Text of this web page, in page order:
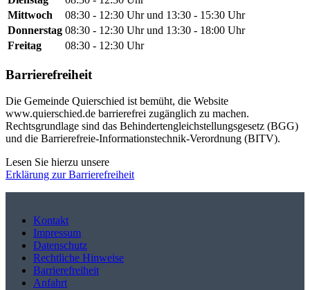
Mittwoch
08:30 - 12:30 Uhr und 13:30 - 15:30 Uhr
Donnerstag 08:30 - 12:30 Uhr und 13:30 - 18:00 Uhr
Freitag
08:30 - 12:30 Uhr
Barrierefreiheit
Die Gemeinde Quierschied ist bemüht, die Website
www.quierschied.de barrierefrei zugänglich zu machen.
Rechtsgrundlage sind das Behindertengleichstellungsgesetz (BGG)
und die Barrierefreie-Informationstechnik-Verordnung (BITV).
Lesen Sie hierzu unsere
Erklärung zur Barrierefreiheit
Kontakt
Impressum
Datenschutz
Rechtliche Hinweise
Barrierefreiheit
Anfahrt